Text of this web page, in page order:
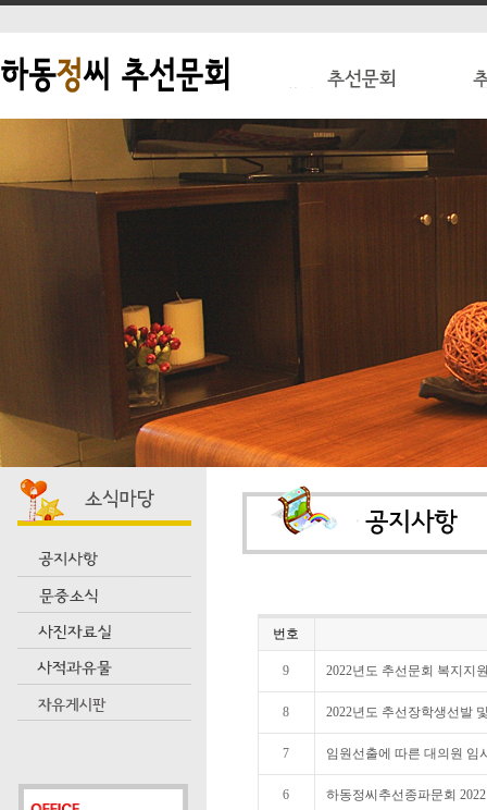
번호
9 2022년도 추선문회 복지지
8 2022년도 추선장학생선발
7 임원선출에 따른 대의원 임
6 하동정씨추선종파문회